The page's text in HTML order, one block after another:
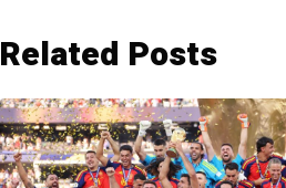
Related Posts